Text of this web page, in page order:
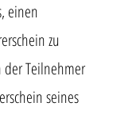
einen
zu
Teilnehmer
seines